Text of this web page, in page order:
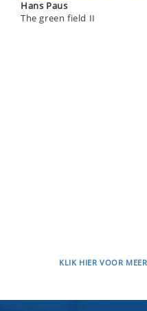
Hans Paus
The green field II
KLIK HIER VOOR